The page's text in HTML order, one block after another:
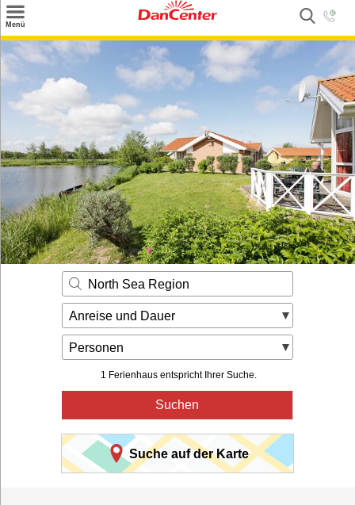
Menü
Suchen
Urlaubsziele
Weitere Urlaubsziele
Angebote
Inspiration
Kontakt
Gut zu wissen
Login
North Sea Region
Anreise und Dauer
Personen
1 Ferienhaus entspricht Ihrer Suche.
Suchen
Suche auf der Karte